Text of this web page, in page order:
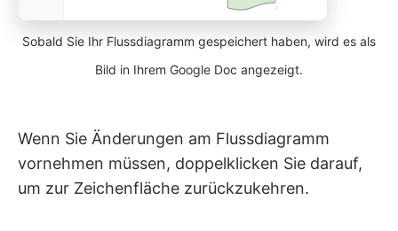
Sobald Sie Ihr Flussdiagramm gespeichert haben, wird es als
Bild in Ihrem Google Doc angezeigt.
Wenn Sie Änderungen am Flussdiagramm
vornehmen müssen, doppelklicken Sie darauf,
um zur Zeichenfläche zurückzukehren.